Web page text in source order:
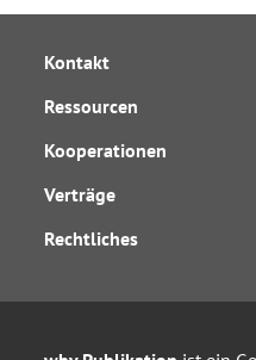
Kontakt
Ressourcen
Kooperationen
Verträge
Rechtliches